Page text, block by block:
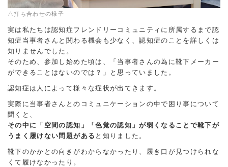
△打ち合わせの様子
実は私たちは認知症フレンドリーコミュニティに所属するまで認
知症当事者さんと関わる機会も少なく、認知症のことを詳しくは
知りませんでした。
そのため、参加し始めた頃は、「当事者さんの為に靴下メーカー
ができることはないのでは？」と思っていました。
認知症は人によって様々な症状が出てきます。
実際に当事者さんとのコミュニケーションの中で困り事について
聞くと、
その中に「空間の認知」「色覚の認知」が弱くなることで靴下が
うまく履けない問題がある と知りました。
靴下のかかとの向きがわからなかったり、履き口が見つけられな
くて履けなかったり。